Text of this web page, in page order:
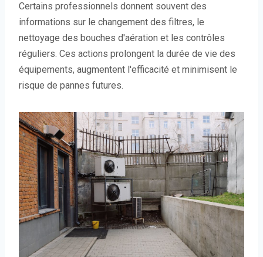
Certains professionnels donnent souvent des
informations sur le changement des filtres, le
nettoyage des bouches d'aération et les contrôles
réguliers. Ces actions prolongent la durée de vie des
équipements, augmentent l'efficacité et minimisent le
risque de pannes futures.